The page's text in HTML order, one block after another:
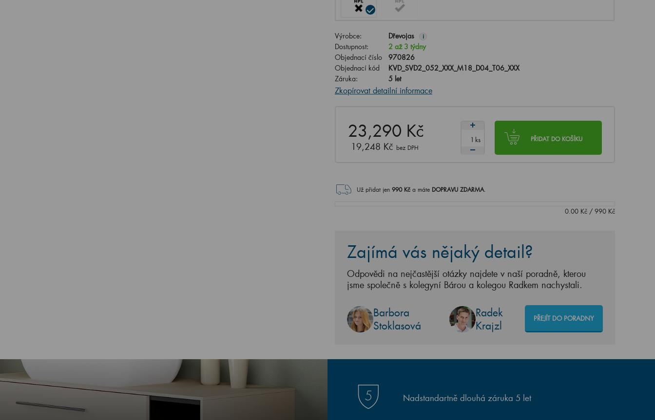
Výrobce: Dřevojas i
Dostupnost:
2 až 3 týdny
Objednací číslo
970826
Objednací kód
KVD_SVD2_052_XXX_M18_D04_T06_XXX
Záruka:
5 let
Zkopírovat detailní informace
23,290 Kč
19,248 Kč bez DPH
PŘIDAT DO KOŠÍKU
ks
Už přidat jen 990Kč a máte DOPRAVU ZDARMA.
0.00Kč/ 990Kč
Zajímá vás nějaký detail?
Odpovědi na nejčastější otázky najdete v naší poradně, kterou
jsme společně s kolegyní Bárou a kolegou Radkem nachystali.
Barbora
Stoklasová
Radek
Krajzl
PŘEJÍT DO PORADNY
Nadstandartně dlouhá záruka 5 let